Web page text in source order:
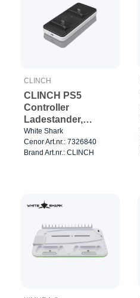
CLINCH
CLINCH PS5
Controller
Ladestander,
Sort/Hvid
White Shark
Cenor Art.nr.: 7326840
Brand Art.nr.: CLINCH